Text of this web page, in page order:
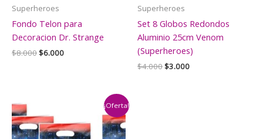
Superheroes
Fondo Telon para
Decoracion Dr. Strange
$8.000El
$6.000El
Superheroes
Set 8 Globos Redondos
Aluminio 25cm Venom
(Superheroes)
$4.000El
$3.000El
¡Oferta!